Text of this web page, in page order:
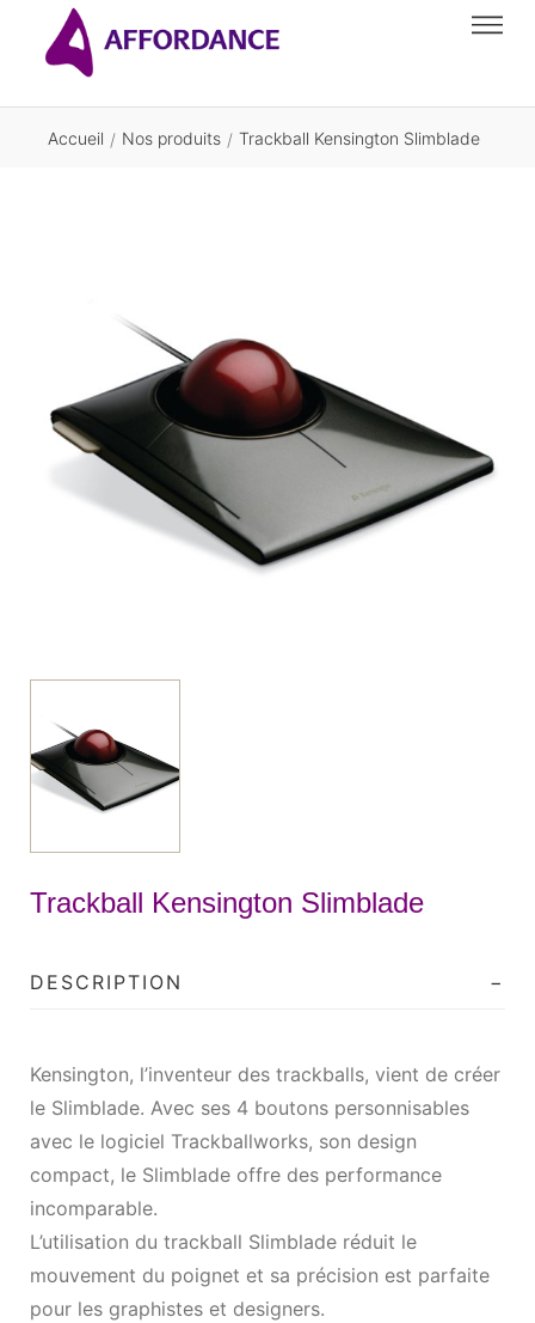
Accueil / Nos produits / Trackball Kensington Slimblade
Trackball Kensington Slimblade
DESCRIPTION
Kensington, l’inventeur des trackballs, vient de créer
le Slimblade. Avec ses 4 boutons personnisables
avec le logiciel Trackballworks, son design
compact, le Slimblade offre des performance
incomparable.
L’utilisation du trackball Slimblade réduit le
mouvement du poignet et sa précision est parfaite
pour les graphistes et designers.